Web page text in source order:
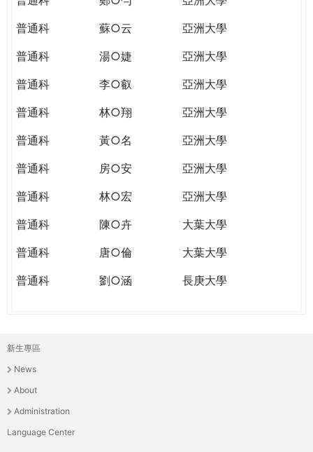
普通科
蘇○云
亞洲大學
普通科
湯○婕
亞洲大學
普通科
李○叡
亞洲大學
普通科
林○翔
亞洲大學
普通科
黃○名
亞洲大學
普通科
房○安
亞洲大學
普通科
林○宏
亞洲大學
普通科
陳○卉
大葉大學
普通科
唐○倫
大葉大學
普通科
劉○涵 長庚大學
主
選
單
新生專區
News
About
Administration
Language Center